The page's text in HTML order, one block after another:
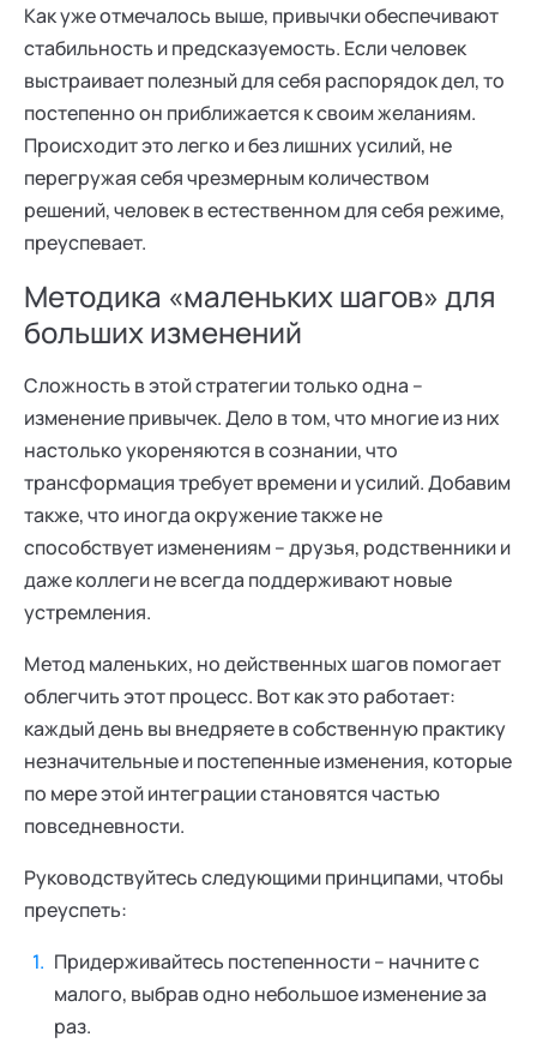
Как уже отмечалось выше, привычки обеспечивают
стабильность и предсказуемость. Если человек
выстраивает полезный для себя распорядок дел, то
постепенно он приближается к своим желаниям.
Происходит это легко и без лишних усилий, не
перегружая себя чрезмерным количеством
решений, человек в естественном для себя режиме,
преуспевает.
Методика «маленьких шагов» для
больших изменений
Сложность в этой стратегии только одна –
изменение привычек. Дело в том, что многие из них
настолько укореняются в сознании, что
трансформация требует времени и усилий. Добавим
также, что иногда окружение также не
способствует изменениям – друзья, родственники и
даже коллеги не всегда поддерживают новые
устремления.
Метод маленьких, но действенных шагов помогает
облегчить этот процесс. Вот как это работает:
каждый день вы внедряете в собственную практику
незначительные и постепенные изменения, которые
по мере этой интеграции становятся частью
повседневности.
Руководствуйтесь следующими принципами, чтобы
преуспеть:
Придерживайтесь постепенности – начните с
малого, выбрав одно небольшое изменение за
раз.